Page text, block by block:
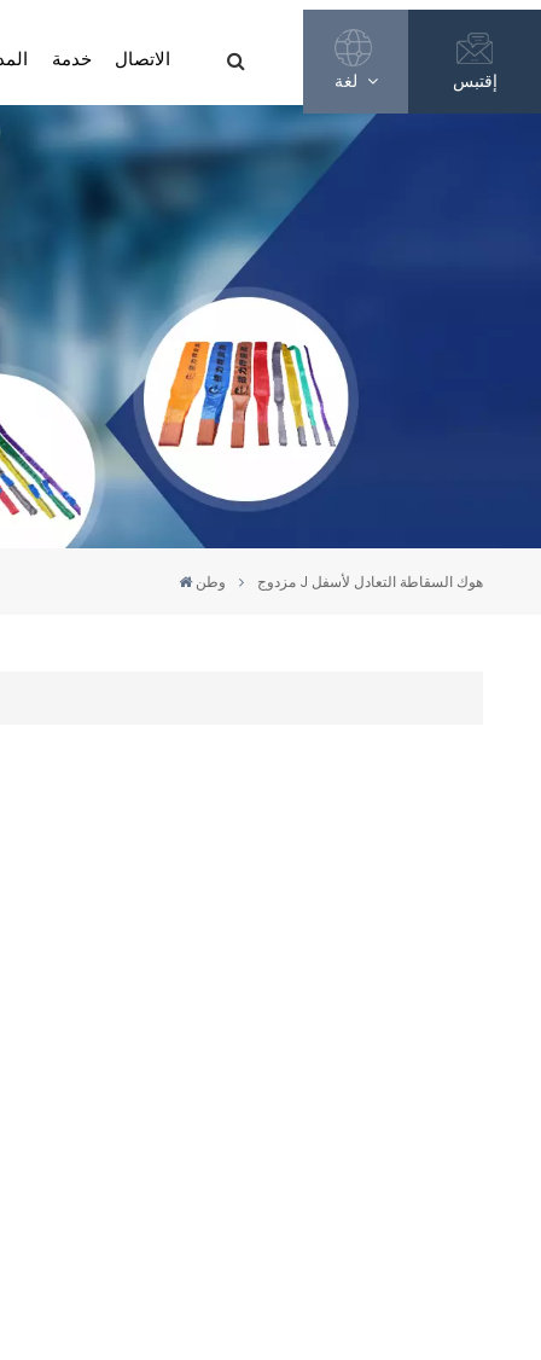
خدمة الاتصال
Français
Русский
Español
عربي
إقتبس
وطن مزدوج J هوك السقاطة التعادل لأسفل